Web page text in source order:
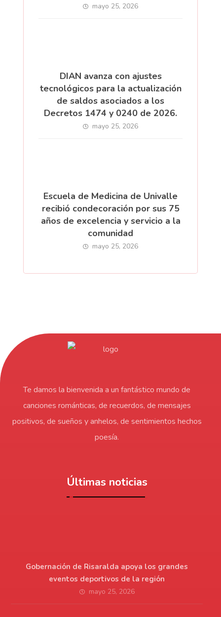
mayo 25, 2026
DIAN avanza con ajustes
tecnológicos para la actualización
de saldos asociados a los
Decretos 1474 y 0240 de 2026.
mayo 25, 2026
Escuela de Medicina de Univalle
recibió condecoración por sus 75
años de excelencia y servicio a la
comunidad
mayo 25, 2026
Te damos la bienvenida a un fantástico mundo de
canciones románticas, de recuerdos, de mensajes
positivos, de sueños y anhelos, de sentimientos hechos
poesía.
Últimas noticias
Gobernación de Risaralda apoya los grandes
eventos deportivos de la región
mayo 25, 2026